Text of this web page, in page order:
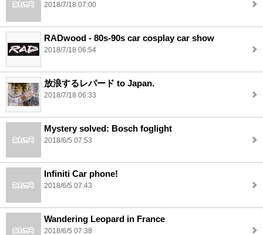
2018/7/18 07:00
RADwood - 80s-90s car cosplay car show
2018/7/18 06:54
放浪するレパード to Japan.
2018/7/18 06:33
Mystery solved: Bosch foglight
2018/6/5 07:53
Infiniti Car phone!
2018/6/5 07:43
Wandering Leopard in France
2018/6/5 07:38